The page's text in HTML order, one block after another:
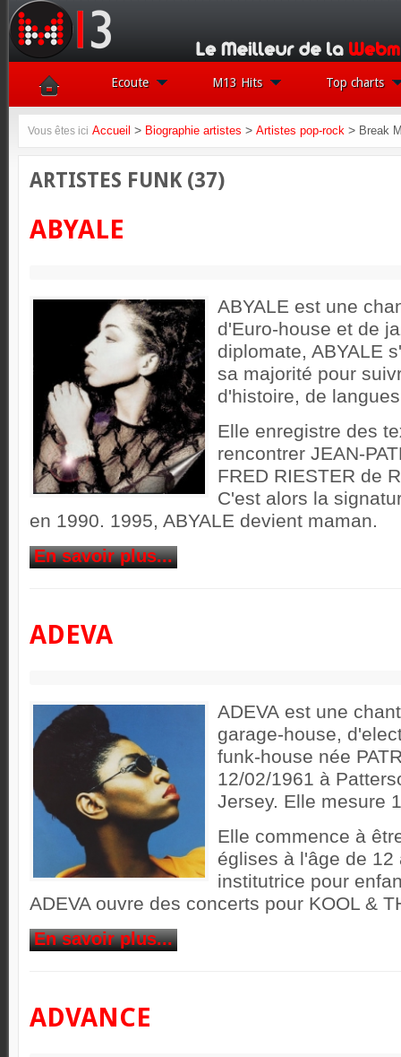
Ecoute M13 Hits Top charts
Vous êtes ici Accueil > Biographie artistes > Artistes pop-rock > Break
ARTISTES FUNK (37)
ABYALE
ABYALE est une
d'Euro-house et de
diplomate, ABYALE
sa majorité pour
d'histoire, de
Elle enregistre des
rencontrer JEAN-
FRED RIESTER de
C'est alors la
en 1990. 1995, ABYALE devient maman.
En savoir plus...
ADEVA
ADEVA est une
garage-house,
funk-house née
12/02/1961 à
Jersey. Elle mesure
Elle commence à
églises à l'âge de
institutrice pour
ADEVA ouvre des concerts pour KOOL &
En savoir plus...
ADVANCE